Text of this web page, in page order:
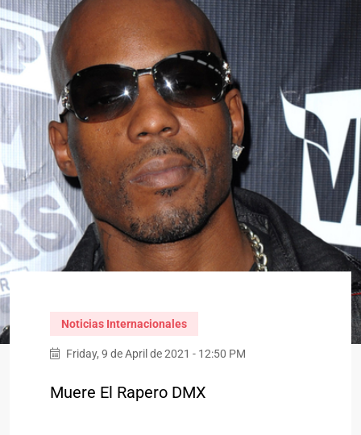
Noticias Internacionales
Friday, 9 de April de 2021 - 12:50 PM
Muere El Rapero DMX